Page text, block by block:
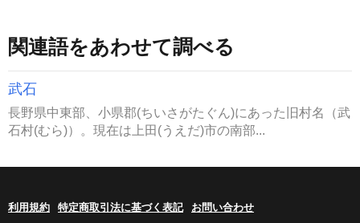
関連語をあわせて調べる
武石
長野県中東部、小県郡(ちいさがたぐん)にあった旧村名（武
石村(むら)）。現在は上田(うえだ)市の南部...
利用規約 特定商取引法に基づく表記 お問い合わせ